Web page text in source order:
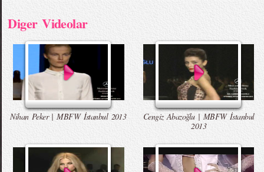
Diger Videolar
Nihan Peker | MBFW İstanbul 2013
Cengiz Abazoğlu | MBFW İstanbul
2013